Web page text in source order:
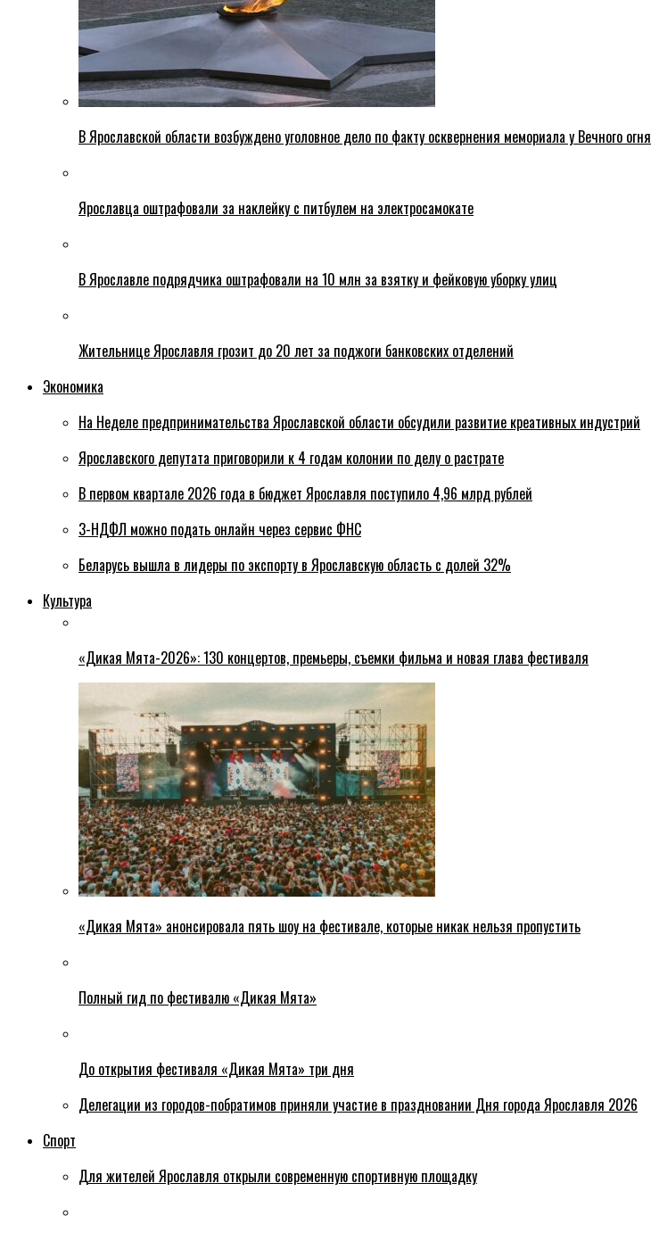
В Ярославской области возбуждено уголовное дело по факту осквернения мемориала у Вечного огня
Ярославца оштрафовали за наклейку с питбулем на электросамокате
В Ярославле подрядчика оштрафовали на 10 млн за взятку и фейковую уборку улиц
Жительнице Ярославля грозит до 20 лет за поджоги банковских отделений
Экономика
На Неделе предпринимательства Ярославской области обсудили развитие креативных индустрий
Ярославского депутата приговорили к 4 годам колонии по делу о растрате
В первом квартале 2026 года в бюджет Ярославля поступило 4,96 млрд рублей
3-НДФЛ можно подать онлайн через сервис ФНС
Беларусь вышла в лидеры по экспорту в Ярославскую область с долей 32%
Культура
«Дикая Мята-2026»: 130 концертов, премьеры, съемки фильма и новая глава фестиваля
«Дикая Мята» анонсировала пять шоу на фестивале, которые никак нельзя пропустить
Полный гид по фестивалю «Дикая Мята»
До открытия фестиваля «Дикая Мята» три дня
Делегации из городов-побратимов приняли участие в праздновании Дня города Ярославля 2026
Спорт
Для жителей Ярославля открыли современную спортивную площадку